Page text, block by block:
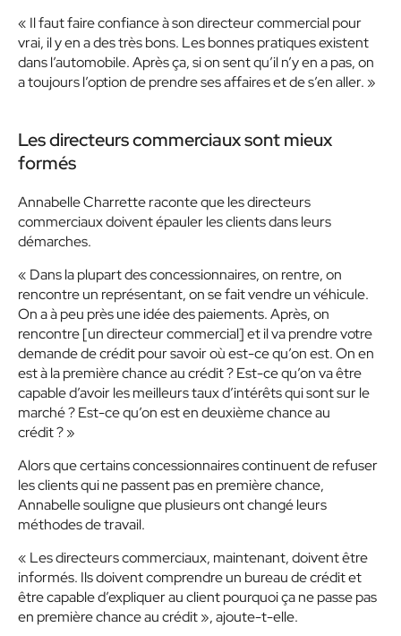
« Il faut faire confiance à son directeur commercial pour
vrai, il y en a des très bons. Les bonnes pratiques existent
dans l’automobile. Après ça, si on sent qu’il n’y en a pas, on
a toujours l’option de prendre ses affaires et de s’en aller. »
Les directeurs commerciaux sont mieux
formés
Annabelle Charrette raconte que les directeurs
commerciaux doivent épauler les clients dans leurs
démarches.
« Dans la plupart des concessionnaires, on rentre, on
rencontre un représentant, on se fait vendre un véhicule.
On a à peu près une idée des paiements. Après, on
rencontre [un directeur commercial] et il va prendre votre
demande de crédit pour savoir où est-ce qu’on est. On en
est à la première chance au crédit ? Est-ce qu’on va être
capable d’avoir les meilleurs taux d’intérêts qui sont sur le
marché ? Est-ce qu’on est en deuxième chance au
crédit ? »
Alors que certains concessionnaires continuent de refuser
les clients qui ne passent pas en première chance,
Annabelle souligne que plusieurs ont changé leurs
méthodes de travail.
« Les directeurs commerciaux, maintenant, doivent être
informés. Ils doivent comprendre un bureau de crédit et
être capable d’expliquer au client pourquoi ça ne passe pas
en première chance au crédit », ajoute-t-elle.